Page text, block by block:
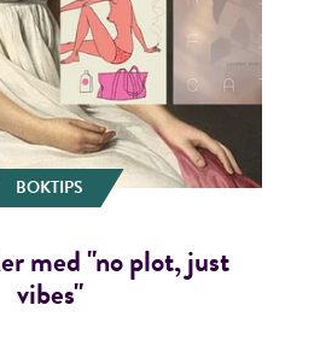
BOKTIPS
med "no plot, just
vibes"